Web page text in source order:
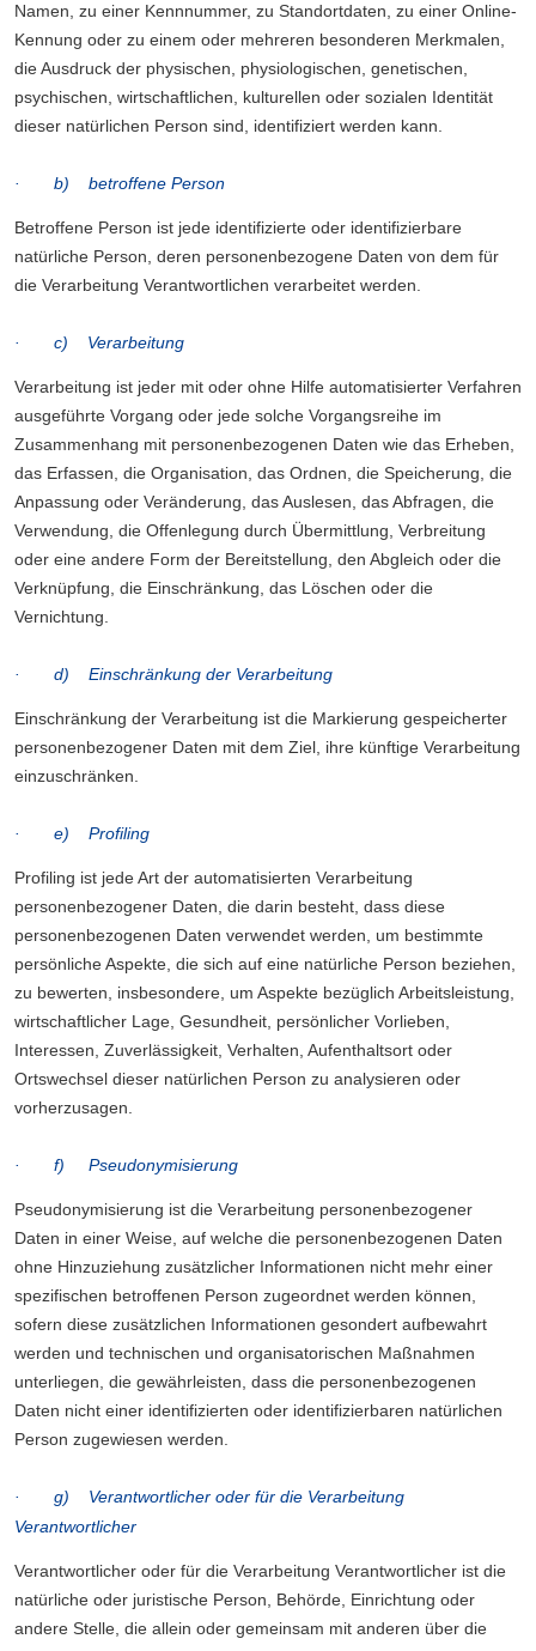
Namen, zu einer Kennnummer, zu Standortdaten, zu einer Online-
Kennung oder zu einem oder mehreren besonderen Merkmalen,
die Ausdruck der physischen, physiologischen, genetischen,
psychischen, wirtschaftlichen, kulturellen oder sozialen Identität
dieser natürlichen Person sind, identifiziert werden kann.
· b) betroffene Person
Betroffene Person ist jede identifizierte oder identifizierbare
natürliche Person, deren personenbezogene Daten von dem für
die Verarbeitung Verantwortlichen verarbeitet werden.
· c) Verarbeitung
Verarbeitung ist jeder mit oder ohne Hilfe automatisierter Verfahren
ausgeführte Vorgang oder jede solche Vorgangsreihe im
Zusammenhang mit personenbezogenen Daten wie das Erheben,
das Erfassen, die Organisation, das Ordnen, die Speicherung, die
Anpassung oder Veränderung, das Auslesen, das Abfragen, die
Verwendung, die Offenlegung durch Übermittlung, Verbreitung
oder eine andere Form der Bereitstellung, den Abgleich oder die
Verknüpfung, die Einschränkung, das Löschen oder die
Vernichtung.
· d) Einschränkung der Verarbeitung
Einschränkung der Verarbeitung ist die Markierung gespeicherter
personenbezogener Daten mit dem Ziel, ihre künftige Verarbeitung
einzuschränken.
· e) Profiling
Profiling ist jede Art der automatisierten Verarbeitung
personenbezogener Daten, die darin besteht, dass diese
personenbezogenen Daten verwendet werden, um bestimmte
persönliche Aspekte, die sich auf eine natürliche Person beziehen,
zu bewerten, insbesondere, um Aspekte bezüglich Arbeitsleistung,
wirtschaftlicher Lage, Gesundheit, persönlicher Vorlieben,
Interessen, Zuverlässigkeit, Verhalten, Aufenthaltsort oder
Ortswechsel dieser natürlichen Person zu analysieren oder
vorherzusagen.
· f) Pseudonymisierung
Pseudonymisierung ist die Verarbeitung personenbezogener
Daten in einer Weise, auf welche die personenbezogenen Daten
ohne Hinzuziehung zusätzlicher Informationen nicht mehr einer
spezifischen betroffenen Person zugeordnet werden können,
sofern diese zusätzlichen Informationen gesondert aufbewahrt
werden und technischen und organisatorischen Maßnahmen
unterliegen, die gewährleisten, dass die personenbezogenen
Daten nicht einer identifizierten oder identifizierbaren natürlichen
Person zugewiesen werden.
· g) Verantwortlicher oder für die Verarbeitung
Verantwortlicher
Verantwortlicher oder für die Verarbeitung Verantwortlicher ist die
natürliche oder juristische Person, Behörde, Einrichtung oder
andere Stelle, die allein oder gemeinsam mit anderen über die